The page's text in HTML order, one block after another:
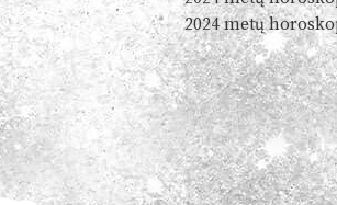
2024 metų